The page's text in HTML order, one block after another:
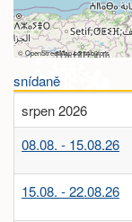
©OpenStreetMapcontributors
snídaně
srpen 2026
08.08. - 15.08.26
15.08. - 22.08.26